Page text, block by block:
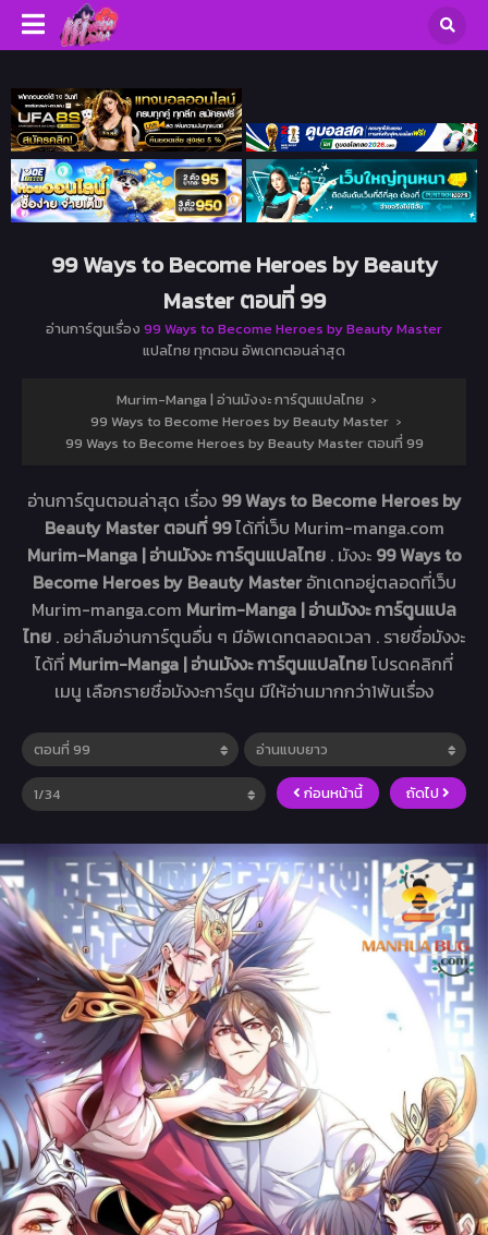
99 Ways to Become Heroes by Beauty
Master ตอนที่ 99
อ่านการ์ตูนเรื่อง 99 Ways to Become Heroes by Beauty Master
แปลไทย ทุกตอน อัพเดทตอนล่าสุด
Murim-Manga | อ่านมังงะ การ์ตูนแปลไทย ›
99 Ways to Become Heroes by Beauty Master ›
99 Ways to Become Heroes by Beauty Master ตอนที่ 99
อ่านการ์ตูนตอนล่าสุด เรื่อง 99 Ways to Become Heroes by
Beauty Master ตอนที่ 99ได้ที่เว็บ Murim-manga.com
Murim-Manga | อ่านมังงะ การ์ตูนแปลไทย . มังงะ 99 Ways to
Become Heroes by Beauty Master อัทเดทอยู่ตลอดที่เว็บ
Murim-manga.com Murim-Manga | อ่านมังงะ การ์ตูนแปล
ไทย . อย่าลืมอ่านการ์ตูนอื่น ๆ มีอัพเดทตลอดเวลา . รายชื่อมังงะ
ได้ที่ Murim-Manga | อ่านมังงะ การ์ตูนแปลไทยโปรดคลิกที่
เมนู เลือกรายชื่อมังงะการ์ตูน มีให้อ่านมากกว่า1พันเรื่อง
ก่อนหน้านี้ ถัดไป